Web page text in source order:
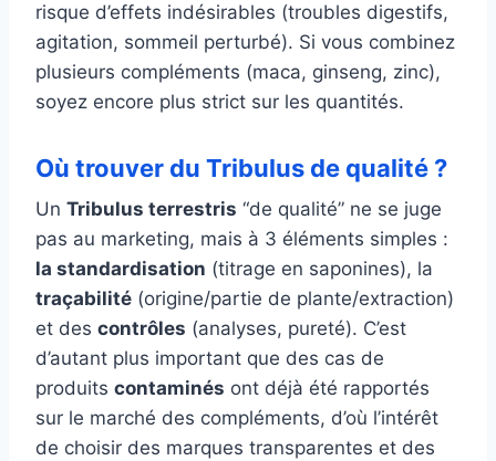
risque d’effets indésirables (troubles digestifs,
agitation, sommeil perturbé). Si vous combinez
plusieurs compléments (maca, ginseng, zinc),
soyez encore plus strict sur les quantités.
Où trouver du Tribulus de qualité ?
Un Tribulus terrestris “de qualité” ne se juge
pas au marketing, mais à 3 éléments simples :
la standardisation (titrage en saponines), la
traçabilité (origine/partie de plante/extraction)
et des contrôles (analyses, pureté). C’est
d’autant plus important que des cas de
produits contaminés ont déjà été rapportés
sur le marché des compléments, d’où l’intérêt
de choisir des marques transparentes et des